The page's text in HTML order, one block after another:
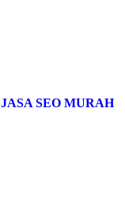
JASA SEO MURAH